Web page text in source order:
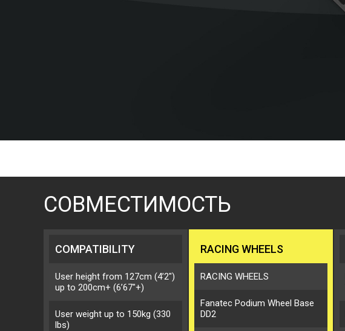
СОВМЕСТИМОСТЬ
COMPATIBILITY
User height from 127cm (4’2″)
up to 200cm+ (6’67″+)
User weight up to 150kg (330
lbs)
RACING WHEELS
RACING WHEELS
Fanatec Podium Wheel Base
DD2